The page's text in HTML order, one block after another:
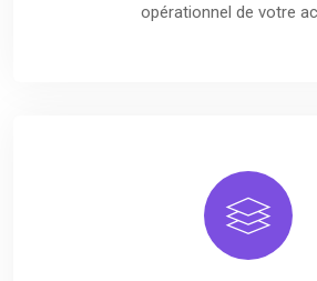
opérationnel de votre